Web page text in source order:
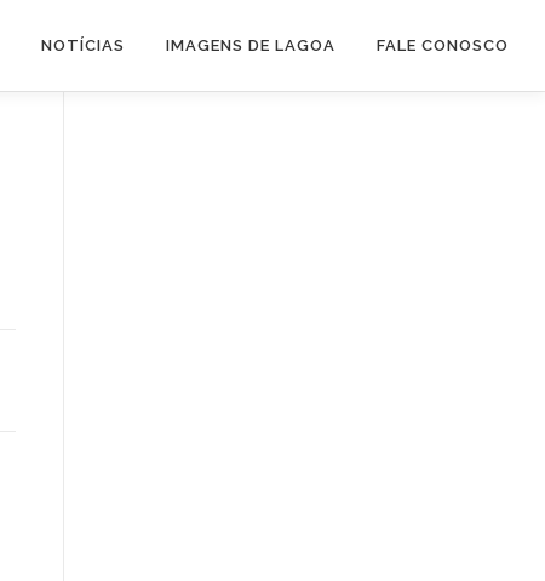
NOTÍCIAS IMAGENS DE LAGOA FALE CONOSCO